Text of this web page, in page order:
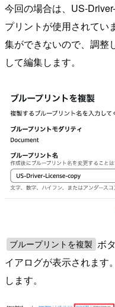
今回の場合は、US-
プリントが使用されてい
集ができないので、調整
して編集します。
ブループリントを複製 ボ
イアログが表示されます
します。